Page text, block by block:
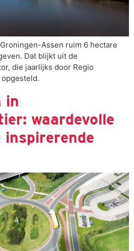
Assen ruim 6 hectare
Dat blijkt uit de
die jaarlijks door Regio
in
waardevolle